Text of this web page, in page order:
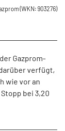
(WKN: 903276)
Gazprom-
verfügt,
wie vor an
bei 3,20